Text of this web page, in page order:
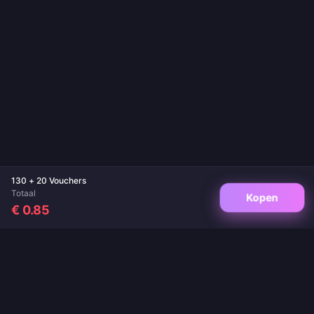
130 + 20 Vouchers
Totaal
€ 0.85
Kopen